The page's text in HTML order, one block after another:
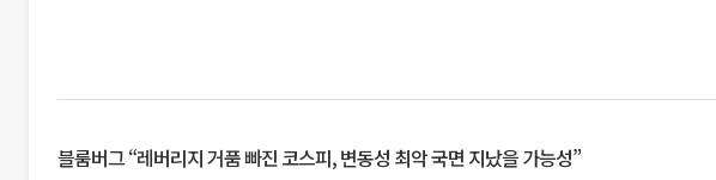
블룸버그 “레버리지 거품 빠진 코스피, 변동성 최악 국면 지났을 가능성”